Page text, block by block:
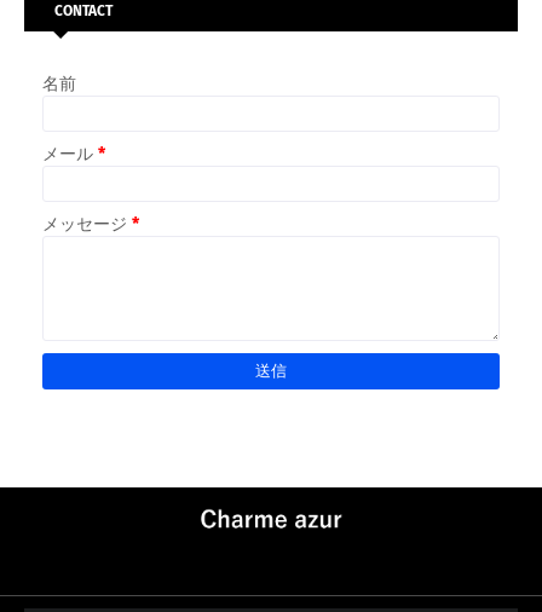
CONTACT
名前
メール *
メッセージ *